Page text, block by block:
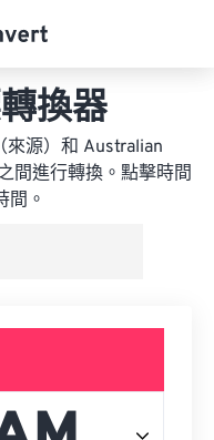
換器
來源）和 Australian
間進行轉換。點擊時間
間。